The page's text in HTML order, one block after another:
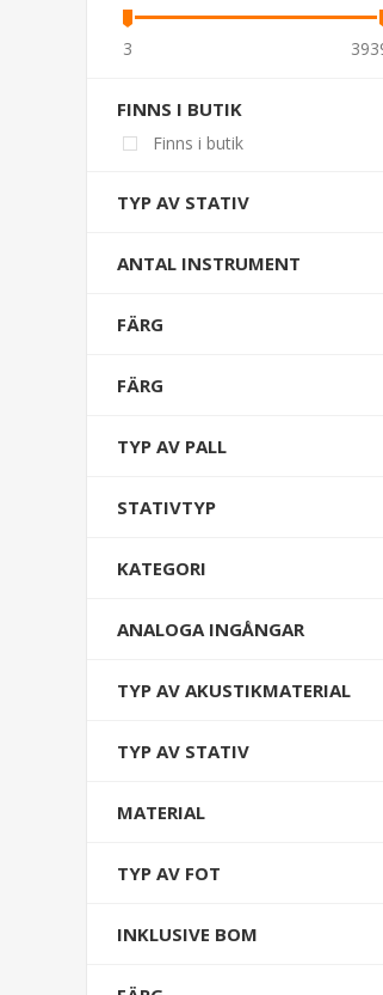
3
FINNS I BUTIK
Finns i butik
TYP AV STATIV
ANTAL INSTRUMENT
FÄRG
FÄRG
TYP AV PALL
STATIVTYP
KATEGORI
ANALOGA INGÅNGAR
TYP AV AKUSTIKMATERIAL
TYP AV STATIV
MATERIAL
TYP AV FOT
INKLUSIVE BOM